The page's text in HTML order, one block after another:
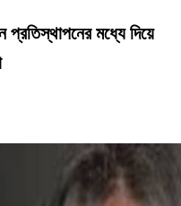
প্রতিস্থাপনের মধ্যে দিয়ে